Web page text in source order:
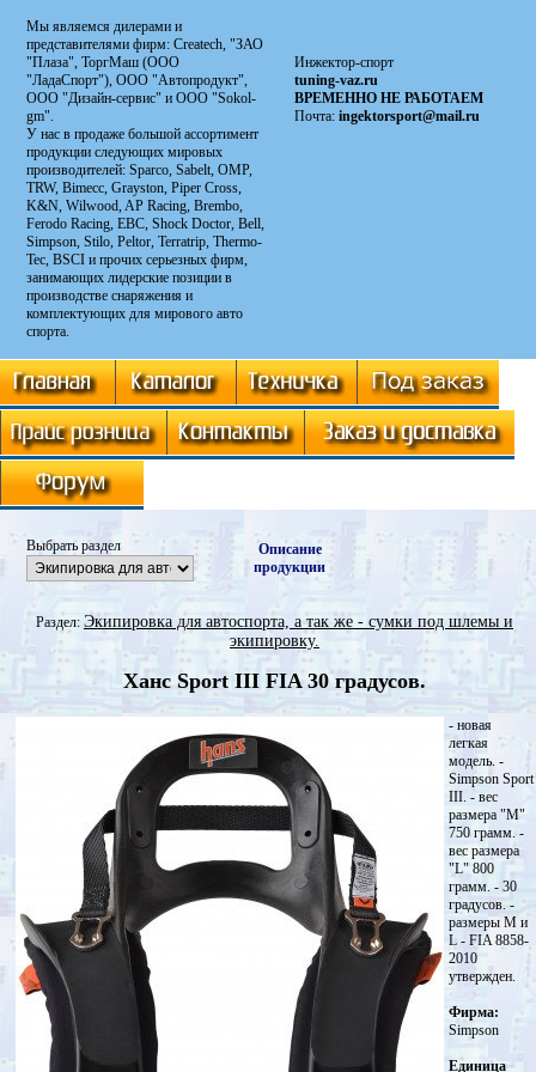
Мы являемся дилерами и
представителями фирм: Сreatech, "ЗАО
"Плаза", ТоргМаш (ООО
"ЛадаСпорт"), ООО "Автопродукт",
ООО "Дизайн-сервис" и ООО "Sokol-
gm".
У нас в продаже большой ассортимент
продукции следующих мировых
производителей: Sparco, Sabelt, OMP,
TRW, Bimecc, Grayston, Piper Cross,
K&N, Wilwood, AP Racing, Brembo,
Ferodo Racing, EBC, Shock Doctor, Bell,
Simpson, Stilo, Peltor, Terratrip, Thermo-
Tec, BSCI и прочих серьезных фирм,
занимающих лидерские позиции в
производстве снаряжения и
комплектующих для мирового авто
спорта.
Инжектор-спорт
tuning-vaz.ru
ВРЕМЕННО НЕ РАБОТАЕМ
Почта:ingektorsport@mail.ru
Выбрать раздел
Описание
продукции
Раздел: Экипировка для автоспорта, а так же - сумки под шлемы и
экипировку.
Ханс Sport III FIA 30 градусов.
- новая
легкая
модель. -
Simpson Sport
III. - вес
размера "М"
750 грамм. -
вес размера
"L" 800
грамм. - 30
градусов. -
размеры М и
L - FIA 8858-
2010
утвержден.
Фирма:
Simpson
Единица